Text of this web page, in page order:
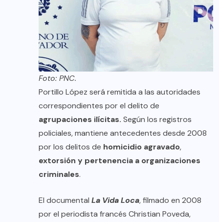
Foto: PNC.
Portillo López será remitida a las autoridades
correspondientes por el delito de
agrupaciones ilícitas. Según los registros
policiales, mantiene antecedentes desde 2008
por los delitos de homicidio agravado,
extorsión y pertenencia a organizaciones
criminales.
El documental La Vida Loca, filmado en 2008
por el periodista francés Christian Poveda,